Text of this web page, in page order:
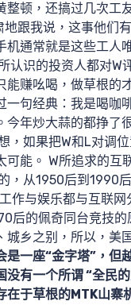
整顿，还搞过几次工
地跟我说，这事他们
机通常就是这些工人
认识的投资人都对
能赚吆喝，做草根的
一句经典：我是喝咖
今年炒大蒜的都挣了
，如果把W和L对调
能。 W所追求的互
，从1950后到1990
作与娱乐都与互联
后的佩奇同台竞技
乡之别，所以，美
是一座“金字塔”，但
没有一个所谓 “全民
于草根的MTK山寨